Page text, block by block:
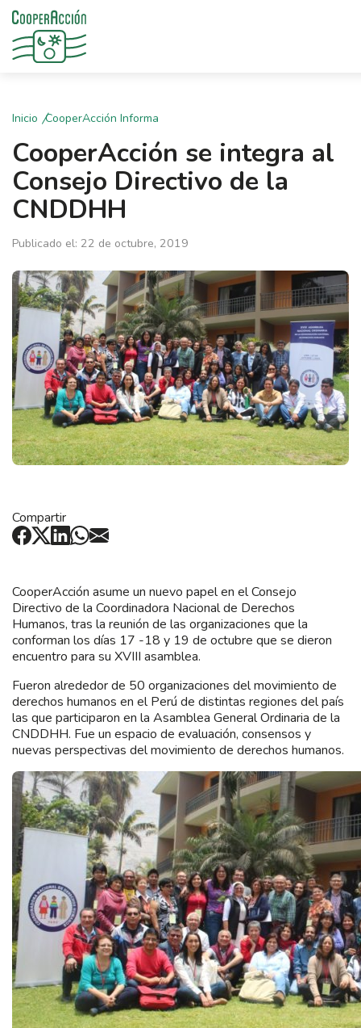
Inicio CooperAcción Informa
CooperAcción se integra al
Consejo Directivo de la
CNDDHH
Publicado el: 22 de octubre, 2019
Compartir
CooperAcción asume un nuevo papel en el Consejo
Directivo de la Coordinadora Nacional de Derechos
Humanos, tras la reunión de las organizaciones que la
conforman los días 17 -18 y 19 de octubre que se dieron
encuentro para su XVIII asamblea.
Fueron alrededor de 50 organizaciones del movimiento de
derechos humanos en el Perú de distintas regiones del país
las que participaron en la Asamblea General Ordinaria de la
CNDDHH. Fue un espacio de evaluación, consensos y
nuevas perspectivas del movimiento de derechos humanos.